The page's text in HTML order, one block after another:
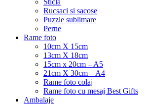
Sticla
Rucsaci si sacose
Puzzle sublimare
Perne
Rame foto
10cm X 15cm
13cm X 18cm
15cm x 20cm – A5
21cm X 30cm – A4
Rame foto colaj
Rame foto cu mesaj Best Gifts
Ambalaje